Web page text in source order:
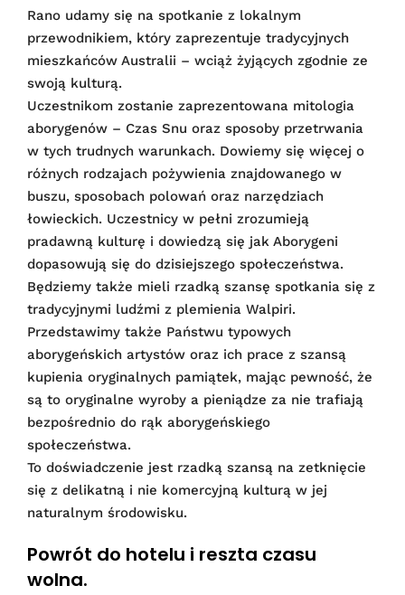
Rano udamy się na spotkanie z lokalnym
przewodnikiem, który zaprezentuje tradycyjnych
mieszkańców Australii – wciąż żyjących zgodnie ze
swoją kulturą.
Uczestnikom zostanie zaprezentowana mitologia
aborygenów – Czas Snu oraz sposoby przetrwania
w tych trudnych warunkach. Dowiemy się więcej o
różnych rodzajach pożywienia znajdowanego w
buszu, sposobach polowań oraz narzędziach
łowieckich. Uczestnicy w pełni zrozumieją
pradawną kulturę i dowiedzą się jak Aborygeni
dopasowują się do dzisiejszego społeczeństwa.
Będziemy także mieli rzadką szansę spotkania się z
tradycyjnymi ludźmi z plemienia Walpiri.
Przedstawimy także Państwu typowych
aborygeńskich artystów oraz ich prace z szansą
kupienia oryginalnych pamiątek, mając pewność, że
są to oryginalne wyroby a pieniądze za nie trafiają
bezpośrednio do rąk aborygeńskiego
społeczeństwa.
To doświadczenie jest rzadką szansą na zetknięcie
się z delikatną i nie komercyjną kulturą w jej
naturalnym środowisku.
Powrót do hotelu i reszta czasu
wolna.